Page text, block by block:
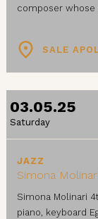
composer whose
SALE
03.05.25
Saturday
JAZZ
Simona
Simona Molinari
piano, keyboard